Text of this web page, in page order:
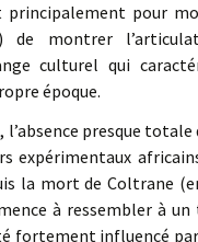
principalement pour
de montrer
culturel qui
époque.
l’absence presque totale
expérimentaux
la mort de Coltrane
à ressembler à
fortement influencé